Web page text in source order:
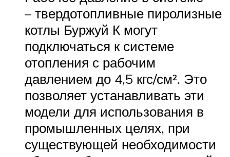
– твердотопливные пиролизные
котлы Буржуй К могут
подключаться к системе
отопления с рабочим
давлением до 4,5 кгс/см². Это
позволяет устанавливать эти
модели для использования в
промышленных целях, при
существующей необходимости